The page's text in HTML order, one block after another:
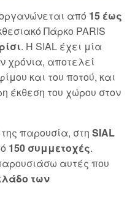
από 15 έως
Πάρκο PARIS
. Η SIAL έχει μία
χρόνια, αποτελεί
και του ποτού, και
έκθεση του χώρου στον
παρουσία, στηSIAL
150 συμμετοχές.
αυτές που
των